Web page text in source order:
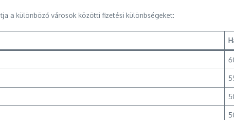
a különböző városok közötti fizetési különbségeket: